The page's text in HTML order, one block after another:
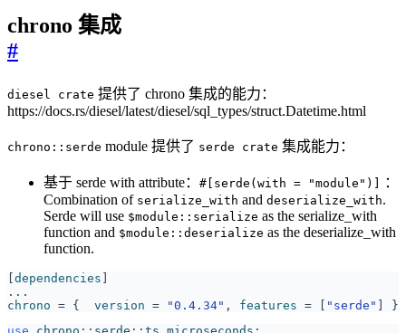
chrono 集成
#
diesel crate 提供了 chrono 集成的能力：
https://docs.rs/diesel/latest/diesel/sql_types/struct.Datetime.html
chrono::serde module 提供了 serde crate 集成能力：
基于 serde with attribute： #[serde(with = "module")]
：
Combination of serialize_with and deserialize_with.
Serde will use $module::serialize as the serialize_with
function and $module::deserialize as the deserialize_with
function.
dependencies
...
chrono = { version = "0.4.34" , features = "serde"
}